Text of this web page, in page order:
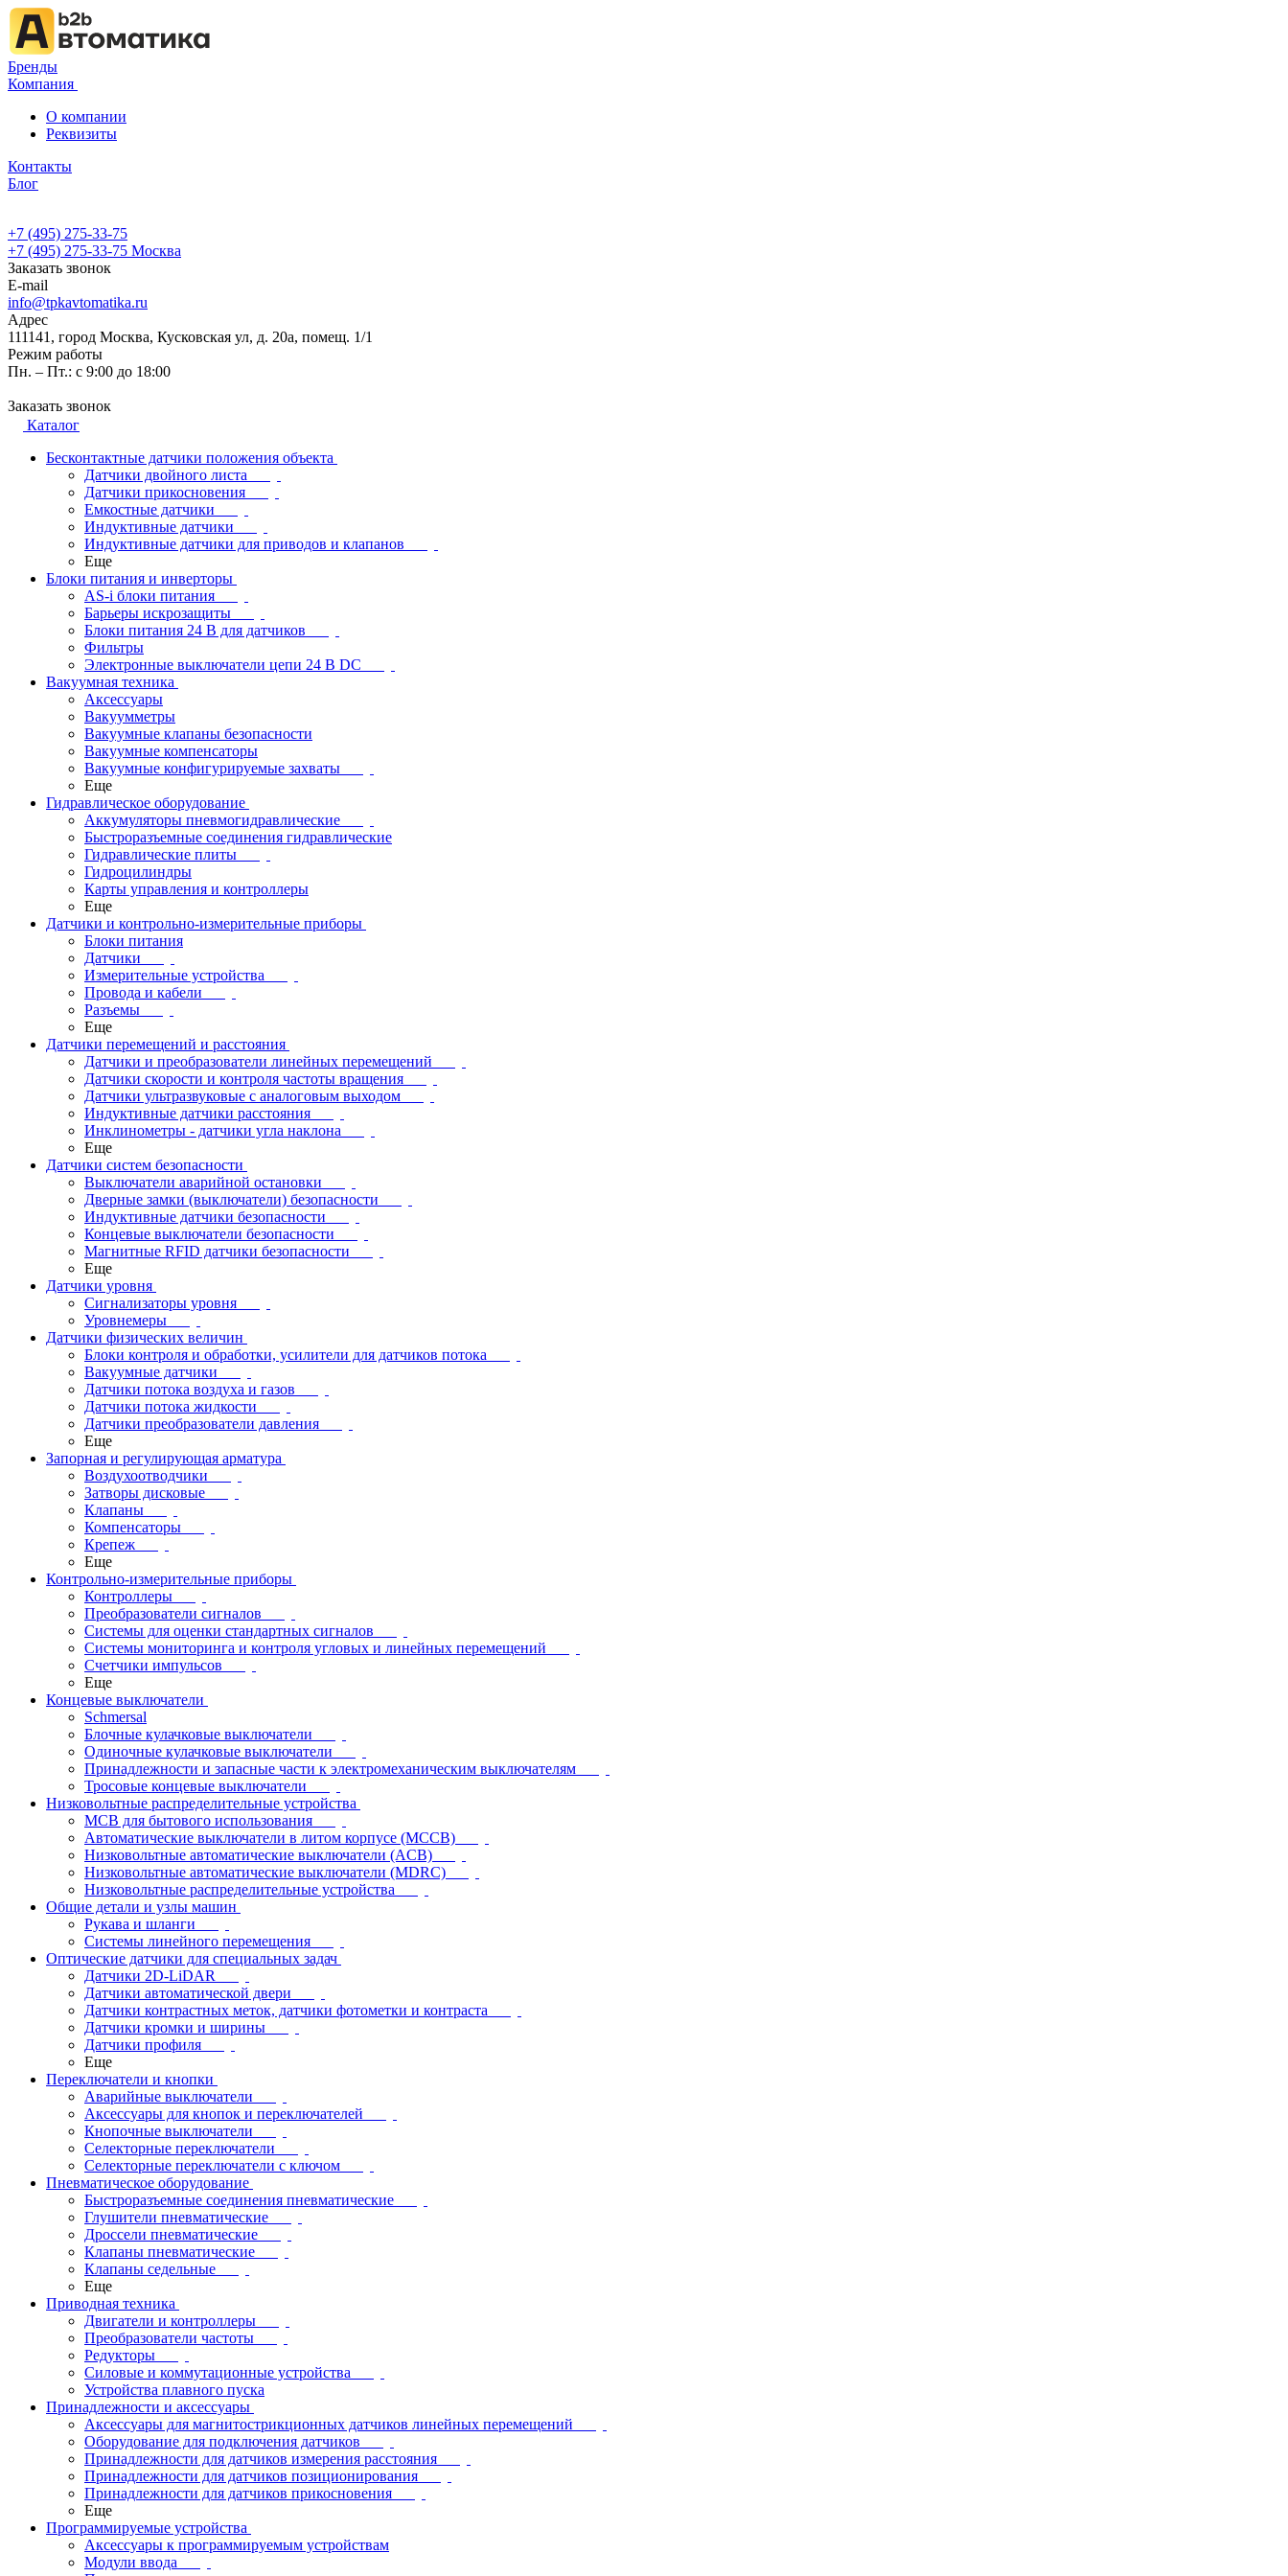
Бренды
Компания
О компании
Реквизиты
Контакты
Блог
+7 (495) 275-33-75
+7 (495) 275-33-75 Москва
Заказать звонок
E-mail
info@tpkavtomatika.ru
Адрес
111141, город Москва, Кусковская ул, д. 20а, помещ. 1/1
Режим работы
Пн. – Пт.: с 9:00 до 18:00
Заказать звонок
Каталог
Бесконтактные датчики положения объекта
Датчики двойного листа
Датчики прикосновения
Емкостные датчики
Индуктивные датчики
Индуктивные датчики для приводов и клапанов
Еще
Блоки питания и инверторы
AS-i блоки питания
Барьеры искрозащиты
Блоки питания 24 В для датчиков
Фильтры
Электронные выключатели цепи 24 В DC
Вакуумная техника
Аксессуары
Вакуумметры
Вакуумные клапаны безопасности
Вакуумные компенсаторы
Вакуумные конфигурируемые захваты
Еще
Гидравлическое оборудование
Аккумуляторы пневмогидравлические
Быстроразъемные соединения гидравлические
Гидравлические плиты
Гидроцилиндры
Карты управления и контроллеры
Еще
Датчики и контрольно-измерительные приборы
Блоки питания
Датчики
Измерительные устройства
Провода и кабели
Разъемы
Еще
Датчики перемещений и расстояния
Датчики и преобразователи линейных перемещений
Датчики скорости и контроля частоты вращения
Датчики ультразвуковые с аналоговым выходом
Индуктивные датчики расстояния
Инклинометры - датчики угла наклона
Еще
Датчики систем безопасности
Выключатели аварийной остановки
Дверные замки (выключатели) безопасности
Индуктивные датчики безопасности
Концевые выключатели безопасности
Магнитные RFID датчики безопасности
Еще
Датчики уровня
Сигнализаторы уровня
Уровнемеры
Датчики физических величин
Блоки контроля и обработки, усилители для датчиков потока
Вакуумные датчики
Датчики потока воздуха и газов
Датчики потока жидкости
Датчики преобразователи давления
Еще
Запорная и регулирующая арматура
Воздухоотводчики
Затворы дисковые
Клапаны
Компенсаторы
Крепеж
Еще
Контрольно-измерительные приборы
Контроллеры
Преобразователи сигналов
Системы для оценки стандартных сигналов
Системы мониторинга и контроля угловых и линейных перемещений
Счетчики импульсов
Еще
Концевые выключатели
Schmersal
Блочные кулачковые выключатели
Одиночные кулачковые выключатели
Принадлежности и запасные части к электромеханическим выключателям
Тросовые концевые выключатели
Низковольтные распределительные устройства
MCB для бытового использования
Автоматические выключатели в литом корпусе (MCCB)
Низковольтные автоматические выключатели (ACB)
Низковольтные автоматические выключатели (MDRC)
Низковольтные распределительные устройства
Общие детали и узлы машин
Рукава и шланги
Системы линейного перемещения
Оптические датчики для специальных задач
Датчики 2D-LiDAR
Датчики автоматической двери
Датчики контрастных меток, датчики фотометки и контраста
Датчики кромки и ширины
Датчики профиля
Еще
Переключатели и кнопки
Аварийные выключатели
Аксессуары для кнопок и переключателей
Кнопочные выключатели
Селекторные переключатели
Селекторные переключатели с ключом
Пневматическое оборудование
Быстроразъемные соединения пневматические
Глушители пневматические
Дроссели пневматические
Клапаны пневматические
Клапаны седельные
Еще
Приводная техника
Двигатели и контроллеры
Преобразователи частоты
Редукторы
Силовые и коммутационные устройства
Устройства плавного пуска
Принадлежности и аксессуары
Аксессуары для магнитострикционных датчиков линейных перемещений
Оборудование для подключения датчиков
Принадлежности для датчиков измерения расстояния
Принадлежности для датчиков позиционирования
Принадлежности для датчиков прикосновения
Еще
Программируемые устройства
Аксессуары к программируемым устройствам
Модули ввода